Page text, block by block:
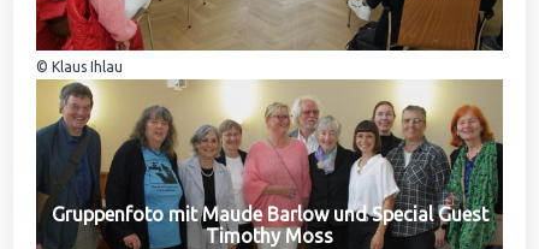
© Klaus Ihlau
Gruppenfoto mit Maude Barlow und Special Guest
Timothy Moss